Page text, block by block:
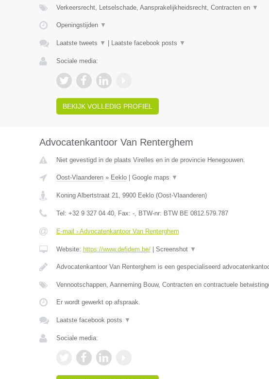
Verkeersrecht, Letselschade, Aansprakelijkheidsrecht, Contracten en ▼
Openingstijden ▼
Laatste tweets ▼ Laatste facebook posts ▼
Sociale media:
BEKIJK VOLLEDIG PROFIEL
Advocatenkantoor Van Renterghem
Niet gevestigd in de plaats Virelles en in de provincie Henegouwen.
Oost-Vlaanderen» Eeklo| Google maps ▼
Koning Albertstraat 21, 9900 Eeklo(Oost-Vlaanderen)
Tel: +32 9 327 04 40, Fax: -, BTW-nr: BTW BE 0812.579.787
E-mail › Advocatenkantoor Van Renterghem
Website: https://www.defidem.be/| Screenshot ▼
Advocatenkantoor Van Renterghem is een gespecialiseerd
Vennootschappen, Aanneming Bouw, Contracten en contractuele
Er wordt gewerkt op afspraak.
Laatste facebook posts ▼
Sociale media: